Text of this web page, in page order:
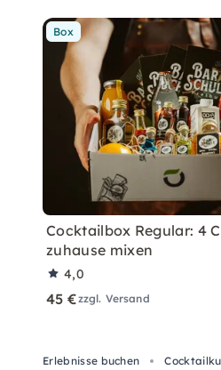
Box
Cocktailbox Regular: 4
zuhause mixen
4,0
45 €zzgl. Versand
Erlebnisse buchen